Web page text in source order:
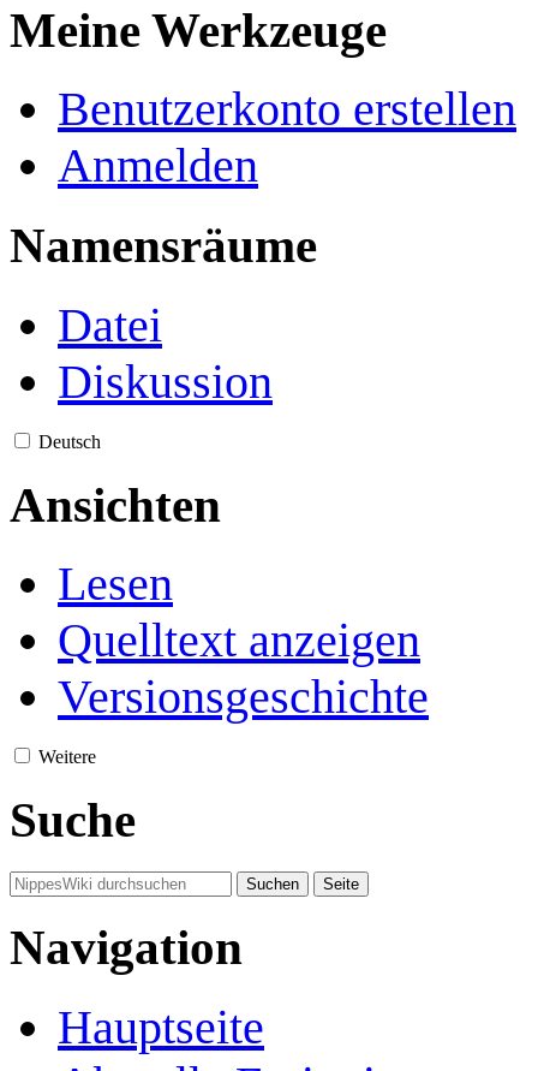
Meine Werkzeuge
Benutzerkonto erstellen
Anmelden
Namensräume
Datei
Diskussion
Deutsch
Ansichten
Lesen
Quelltext anzeigen
Versionsgeschichte
Weitere
Suche
Navigation
Hauptseite